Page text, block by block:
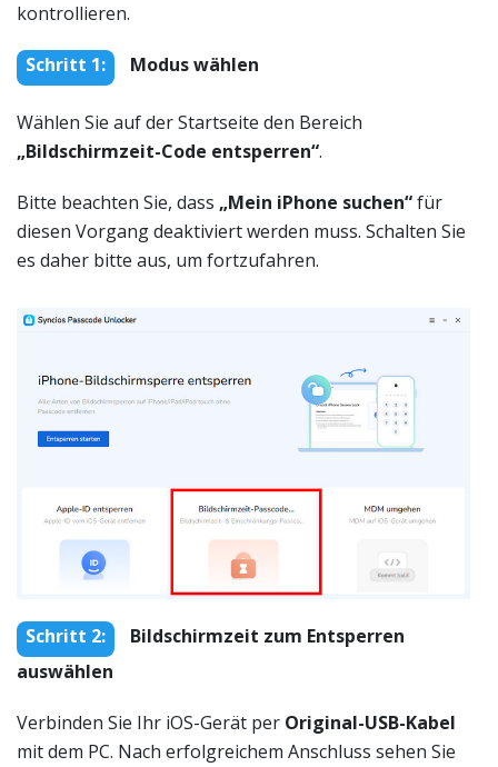
kontrollieren.
Schritt 1: Modus wählen
Wählen Sie auf der Startseite den Bereich
„Bildschirmzeit-Code entsperren“.
Bitte beachten Sie, dass „Mein iPhone suchen“für
diesen Vorgang deaktiviert werden muss. Schalten Sie
es daher bitte aus, um fortzufahren.
Schritt 2:
Bildschirmzeit zum Entsperren
auswählen
Verbinden Sie Ihr iOS-Gerät per Original-USB-Kabel
mit dem PC. Nach erfolgreichem Anschluss sehen Sie